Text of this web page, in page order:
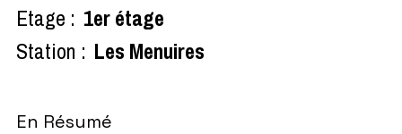
Etage : 1er étage
Station : Les Menuires
En Résumé